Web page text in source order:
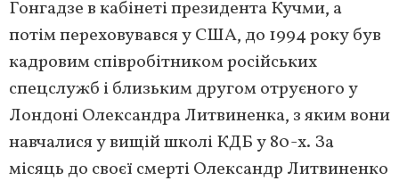
Гонгадзе в кабінеті президента Кучми, а
потім переховувався у США, до 1994 року був
кадровим співробітником російських
спецслужб і близьким другом отруєного у
Лондоні Олександра Литвиненка, з яким вони
навчалися у вищій школі КДБ у 80-х. За
місяць до своєї смерті Олександр Литвиненко